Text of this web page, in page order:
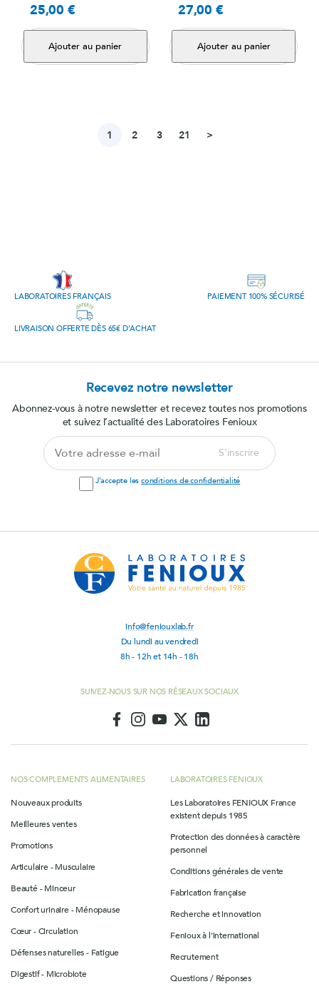
Prix
25,00 €
Ajouter au panier
Prix
27,00 €
Ajouter au panier
1 2 3 21 Suivant
>
LABORATOIRES FRANÇAIS PAIEMENT 100% SÉCURISÉ
LIVRAISON OFFERTE DÈS 65€ D'ACHAT
info@feniouxlab.fr
Du lundi au vendredi
8h - 12h et 14h - 18h
SUIVEZ-NOUS SUR NOS RÉSEAUX SOCIAUX
NOS COMPLEMENTS ALIMENTAIRES
Nouveaux produits
Meilleures ventes
Promotions
Articulaire - Musculaire
Beauté - Minceur
Confort urinaire - Ménopause
Cœur - Circulation
Défenses naturelles - Fatigue
Digestif - Microbiote
LABORATOIRES FENIOUX
Les Laboratoires FENIOUX France
existent depuis 1985
Protection des données à caractère
personnel
Conditions générales de vente
Fabrication française
Recherche et innovation
Fenioux à l'international
Recrutement
Questions / Réponses
Recevez notre newsletter
Abonnez-vous à notre newsletter et recevez toutes nos promotions
et suivez l’actualité des Laboratoires Fenioux
adresse
e-
S'inscrire
J'accepte les conditions de confidentialité